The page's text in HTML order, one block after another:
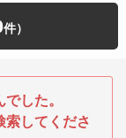
した。
索してくださ